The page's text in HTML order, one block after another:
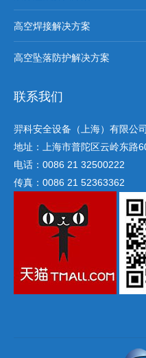
高空焊接解决方案
高空坠落防护解决方案
联系我们
羿科安全设备（上海）有限公司
地址：上海市普陀区云岭东路
电话：0086 21 32500222
传真：0086 21 52363362